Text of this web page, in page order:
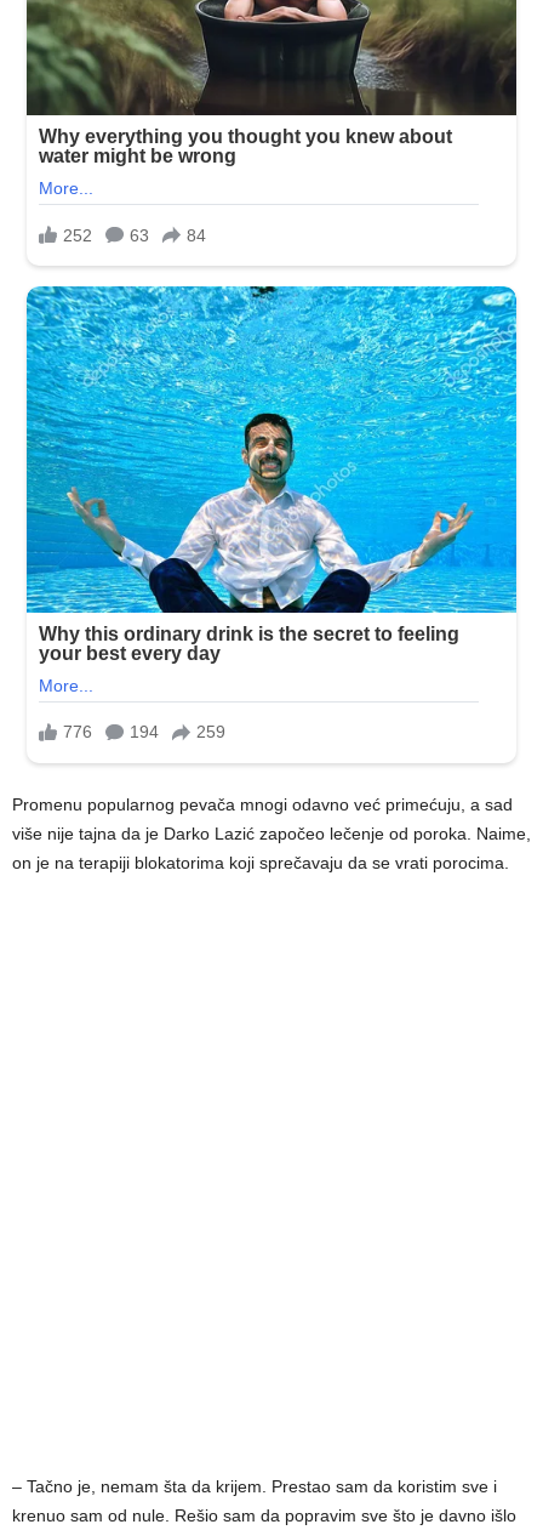
Promenu popularnog pevača mnogi odavno već primećuju, a sad
više nije tajna da je Darko Lazić započeo lečenje od poroka. Naime,
on je na terapiji blokatorima koji sprečavaju da se vrati porocima.
– Tačno je, nemam šta da krijem. Prestao sam da koristim sve i
krenuo sam od nule. Rešio sam da popravim sve što je davno išlo